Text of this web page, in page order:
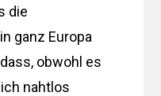
die
ganz Europa
obwohl es
nahtlos